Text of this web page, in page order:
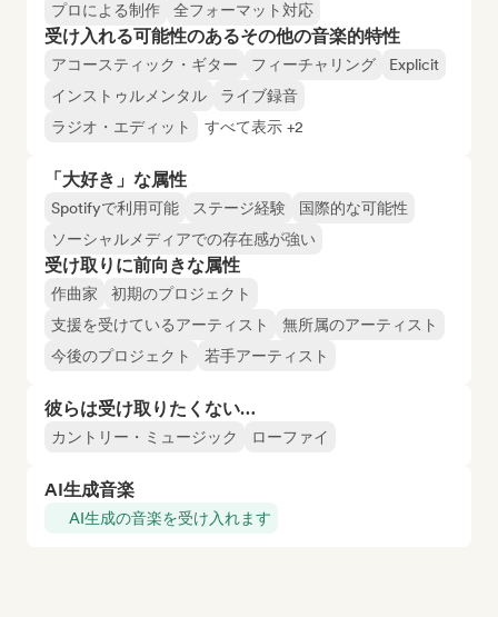
プロによる制作 全フォーマット対応
受け入れる可能性のあるその他の音楽的特性
アコースティック・ギター フィーチャリング
Explicit
インストゥルメンタル
ライブ録音
ラジオ・エディット
すべて表示 +2
「大好き」な属性
Spotifyで利用可能 ステージ経験
国際的な可能性
ソーシャルメディアでの存在感が強い
受け取りに前向きな属性
作曲家
初期のプロジェクト
支援を受けているアーティスト
無所属のアーティスト
今後のプロジェクト
若手アーティスト
彼らは受け取りたくない…
カントリー・ミュージック ローファイ
AI生成音楽
AI生成の音楽を受け入れます